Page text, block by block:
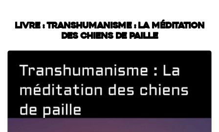
Livre : Transhumanisme : La méditation
des chiens de paille